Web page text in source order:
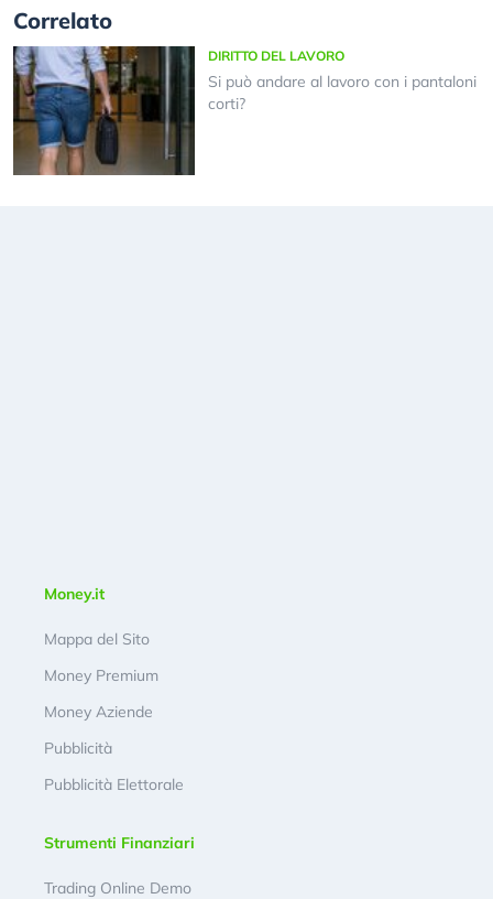
Correlato
DIRITTO DEL LAVORO
Si può andare al lavoro con i pantaloni
corti?
Money.it
Mappa del Sito
Money Premium
Money Aziende
Pubblicità
Pubblicità Elettorale
Strumenti Finanziari
Trading Online Demo